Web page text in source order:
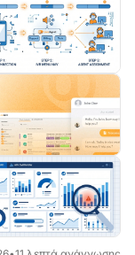
•7 λεπτά ανάγνωσης
7 λεπτά ανάγνωσης
•3 λεπτά ανάγνωσης